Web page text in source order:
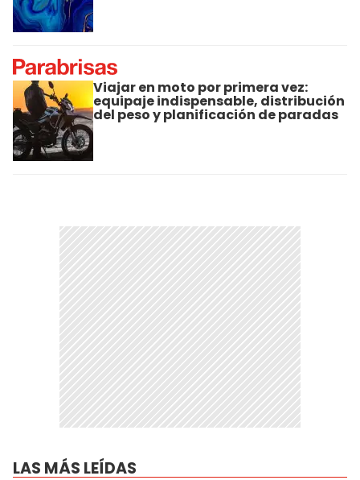
Viajar en moto por primera vez:
equipaje indispensable, distribución
del peso y planificación de paradas
LAS MÁS LEÍDAS